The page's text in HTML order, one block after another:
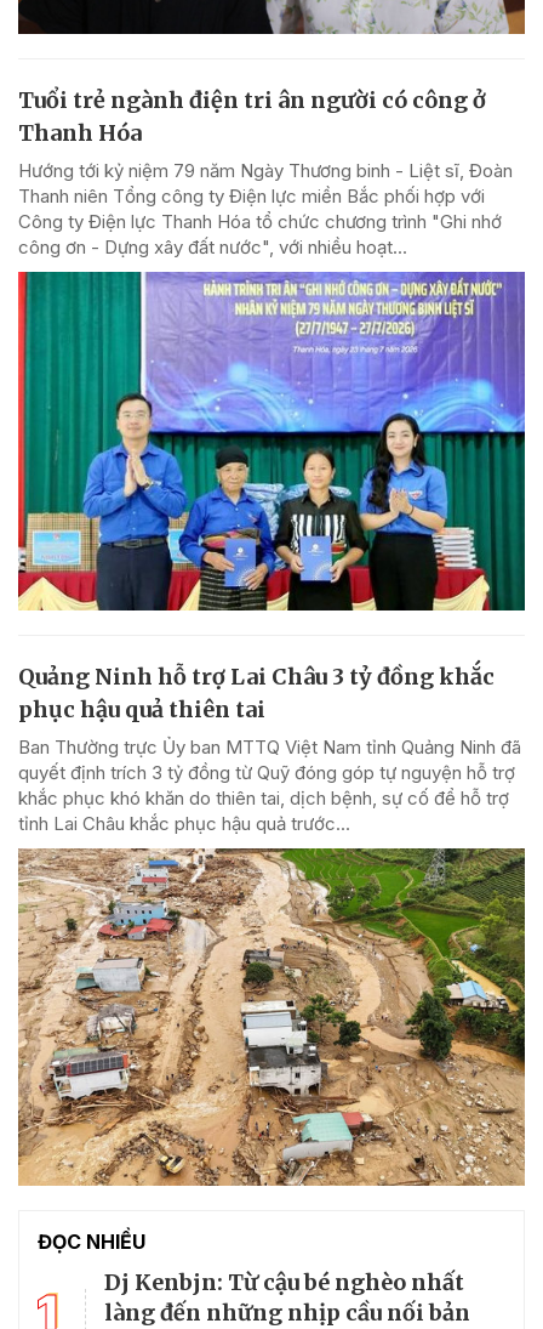
Tuổi trẻ ngành điện tri ân người có công ở
Thanh Hóa
Hướng tới kỷ niệm 79 năm Ngày Thương binh - Liệt sĩ, Đoàn
Thanh niên Tổng công ty Điện lực miền Bắc phối hợp với
Công ty Điện lực Thanh Hóa tổ chức chương trình "Ghi nhớ
công ơn - Dựng xây đất nước", với nhiều hoạt...
Quảng Ninh hỗ trợ Lai Châu 3 tỷ đồng khắc
phục hậu quả thiên tai
Ban Thường trực Ủy ban MTTQ Việt Nam tỉnh Quảng Ninh đã
quyết định trích 3 tỷ đồng từ Quỹ đóng góp tự nguyện hỗ trợ
khắc phục khó khăn do thiên tai, dịch bệnh, sự cố để hỗ trợ
tỉnh Lai Châu khắc phục hậu quả trước...
ĐỌC NHIỀU
1
Dj Kenbjn: Từ cậu bé nghèo nhất
làng đến những nhịp cầu nối bản